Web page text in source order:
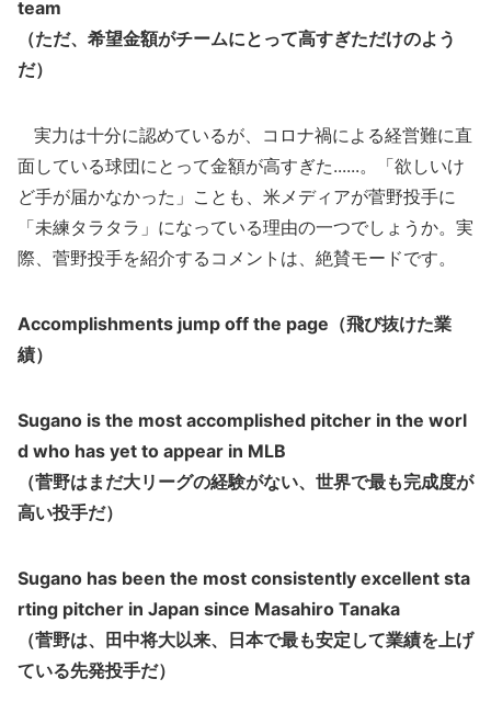
team
（ただ、希望金額がチームにとって高すぎただけのよう
だ）
実力は十分に認めているが、コロナ禍による経営難に直
面している球団にとって金額が高すぎた......。「欲しいけ
ど手が届かなかった」ことも、米メディアが菅野投手に
「未練タラタラ」になっている理由の一つでしょうか。実
際、菅野投手を紹介するコメントは、絶賛モードです。
Accomplishments jump off the page（飛び抜けた業
績）
Sugano is the most accomplished pitcher in the worl
d who has yet to appear in MLB
（菅野はまだ大リーグの経験がない、世界で最も完成度が
高い投手だ）
Sugano has been the most consistently excellent sta
rting pitcher in Japan since Masahiro Tanaka
（菅野は、田中将大以来、日本で最も安定して業績を上げ
ている先発投手だ）